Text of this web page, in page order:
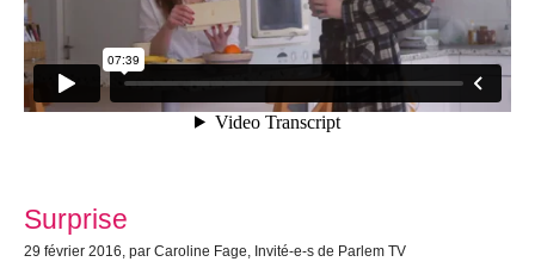
Surprise
29 février 2016, par Caroline Fage, Invité-e-s de Parlem TV